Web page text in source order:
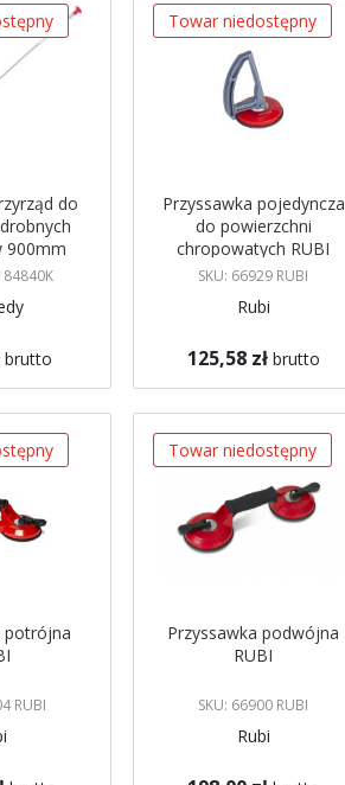
Powiadom mnie
do
900mm
-
brutto
Towar niedostępny
Przyssawka pojedyncza
do powierzchni
chropowatych RUBI
SKU: 66929 RUBI
Rubi
125,58 zł brutto
Brak w magazynie
Powiadom mnie
potrójna
RUBI
Towar niedostępny
Przyssawka podwójna
RUBI
SKU: 66900 RUBI
Rubi